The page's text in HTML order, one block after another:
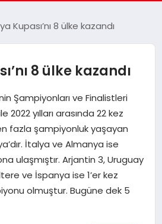
Kupası’nı 8 ülke kazandı
8 ülke kazandı
Şampiyonları ve Finalistleri
2022 yılları arasında 22 kez
fazla şampiyonluk yaşayan
İtalya ve Almanya ise
ulaşmıştır. Arjantin 3, Uruguay
ve İspanya ise 1’er kez
olmuştur. Bugüne dek 5